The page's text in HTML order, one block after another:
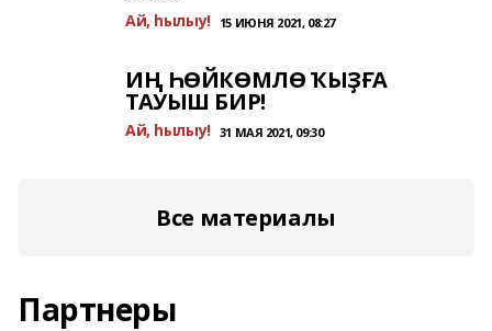
Ай, һылыу! 15 ИЮНЯ 2021, 08:27
ИҢ ҺӨЙКӨМЛӨ ҠЫҘҒА
ТАУЫШ БИР!
Ай, һылыу! 31 МАЯ 2021, 09:30
Все материалы
Партнеры